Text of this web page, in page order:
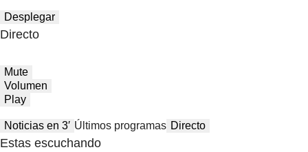
Desplegar
Directo
Mute
Volumen
Play
Noticias en 3′ Últimos programas Directo
Estas escuchando